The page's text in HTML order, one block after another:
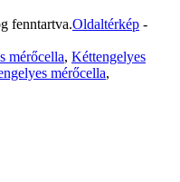
fenntartva.Oldaltérkép -
mérőcella, Kéttengelyes
mérőcella,